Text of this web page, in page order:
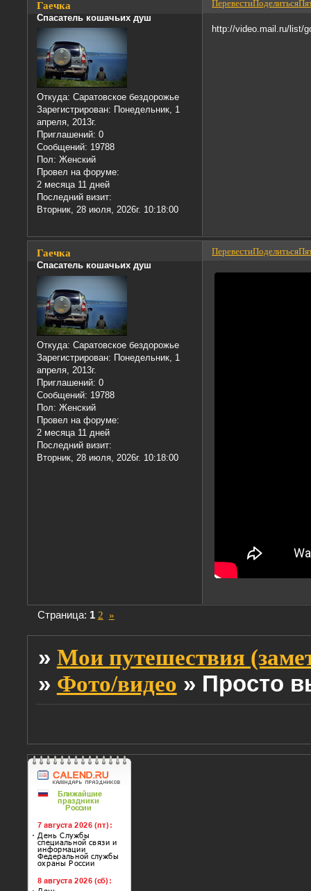
ПеревестиПоделиться
Гаечка
Спасатель кошачьих душ
Откуда: Саратовское бездорожье
Зарегистрирован: Понедельник, 1
апреля, 2013г.
Приглашений: 0
Сообщений: 19788
Пол: Женский
Провел на форуме:
2 месяца 11 дней
Последний визит:
Вторник, 28 июля, 2026г. 10:18:00
http://video.mail.ru/list/
ПеревестиПоделиться
Гаечка
Спасатель кошачьих душ
Откуда: Саратовское бездорожье
Зарегистрирован: Понедельник, 1
апреля, 2013г.
Приглашений: 0
Сообщений: 19788
Пол: Женский
Провел на форуме:
2 месяца 11 дней
Последний визит:
Вторник, 28 июля, 2026г. 10:18:00
Страница: 1 2 »
» Мои путешествия
» Фото/видео » Просто